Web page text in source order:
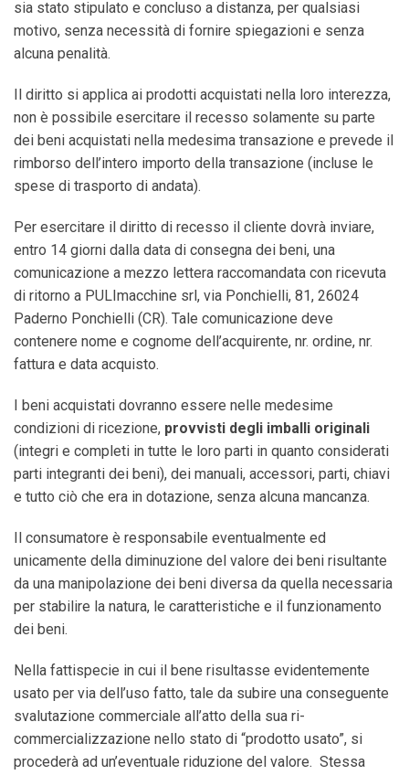
sia stato stipulato e concluso a distanza, per qualsiasi
motivo, senza necessità di fornire spiegazioni e senza
alcuna penalità.
Il diritto si applica ai prodotti acquistati nella loro interezza,
non è possibile esercitare il recesso solamente su parte
dei beni acquistati nella medesima transazione e prevede il
rimborso dell’intero importo della transazione (incluse le
spese di trasporto di andata).
Per esercitare il diritto di recesso il cliente dovrà inviare,
entro 14 giorni dalla data di consegna dei beni, una
comunicazione a mezzo lettera raccomandata con ricevuta
di ritorno a PULImacchine srl, via Ponchielli, 81, 26024
Paderno Ponchielli (CR). Tale comunicazione deve
contenere nome e cognome dell’acquirente, nr. ordine, nr.
fattura e data acquisto.
I beni acquistati dovranno essere nelle medesime
condizioni di ricezione, provvisti degli imballi originali
(integri e completi in tutte le loro parti in quanto considerati
parti integranti dei beni), dei manuali, accessori, parti, chiavi
e tutto ciò che era in dotazione, senza alcuna mancanza.
Il consumatore è responsabile eventualmente ed
unicamente della diminuzione del valore dei beni risultante
da una manipolazione dei beni diversa da quella necessaria
per stabilire la natura, le caratteristiche e il funzionamento
dei beni.
Nella fattispecie in cui il bene risultasse evidentemente
usato per via dell’uso fatto, tale da subire una conseguente
svalutazione commerciale all’atto della sua ri-
commercializzazione nello stato di “prodotto usato”, si
procederà ad un’eventuale riduzione del valore. Stessa